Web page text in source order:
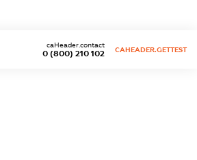
0 (800) 210 102
caHeader.contact
CAHEADER.GETTEST